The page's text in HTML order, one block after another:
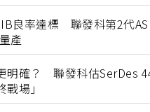
良率達標 聯發科第2代
產
明確？ 聯發科估SerDes
場」